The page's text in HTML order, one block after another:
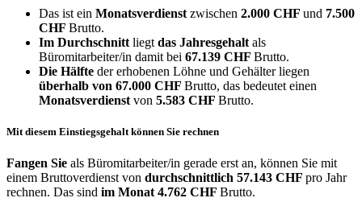
Das ist ein Monatsverdienst zwischen 2.000 CHF und 7.500
CHF Brutto.
Im Durchschnitt liegt das Jahresgehalt als
Büromitarbeiter/in damit bei 67.139 CHF Brutto.
Die Hälfte der erhobenen Löhne und Gehälter liegen
überhalb von 67.000 CHF Brutto, das bedeutet einen
Monatsverdienst von 5.583 CHF Brutto.
Mit diesem Einstiegsgehalt können Sie rechnen
Fangen Sie als Büromitarbeiter/in gerade erst an, können Sie mit
einem Bruttoverdienst von durchschnittlich 57.143 CHF pro Jahr
rechnen. Das sind im Monat 4.762 CHF Brutto.